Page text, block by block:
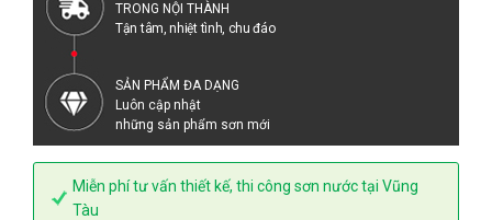
TRONG NỘI THÀNH
Tận tâm, nhiệt tình, chu đáo
SẢN PHẨM ĐA DẠNG
Luôn cập nhật
những sản phẩm sơn mới
Miễn phí tư vấn thiết kế, thi công sơn nước tại Vũng
Tàu